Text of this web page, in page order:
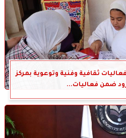
ثقافية وفنية وتوعوية بمركز
ضمن فعاليات...